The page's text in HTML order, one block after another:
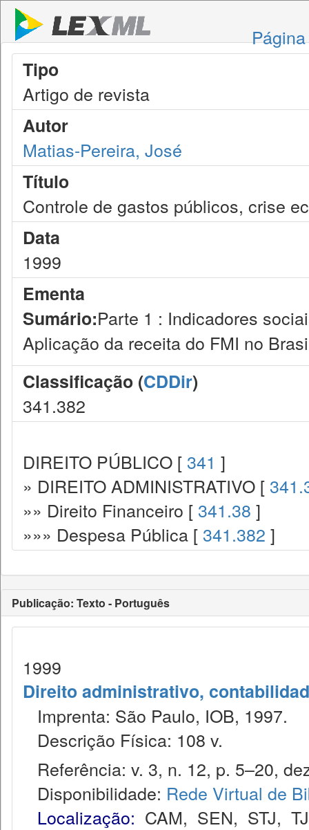
Tipo
Artigo de revista
Autor
Matias-Pereira, José
Título
Controle de gastos públicos, crise
Data
1999
Ementa
Sumário:Parte 1 : Indicadores
Aplicação da receita do FMI no
Classificação (CDDir)
341.382
DIREITO PÚBLICO [ 341 ]
» DIREITO ADMINISTRATIVO [
»» Direito Financeiro [ 341.38 ]
»»» Despesa Pública [ 341.382 ]
Publicação: Texto - Português
1999
Direito administrativo,
Imprenta: São Paulo, IOB, 1997.
Descrição Física: 108 v.
Referência: v. 3, n. 12, p. 5–20,
Disponibilidade: Rede Virtual de
Localização: CAM, SEN, STJ,